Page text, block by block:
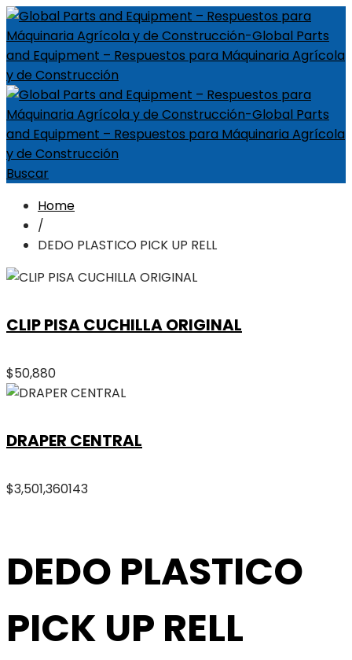
Buscar
Home
/
DEDO PLASTICO PICK UP RELL
CLIP PISA CUCHILLA ORIGINAL
$50,880
DRAPER CENTRAL
$3,501,360143
DEDO PLASTICO
PICK UP RELL